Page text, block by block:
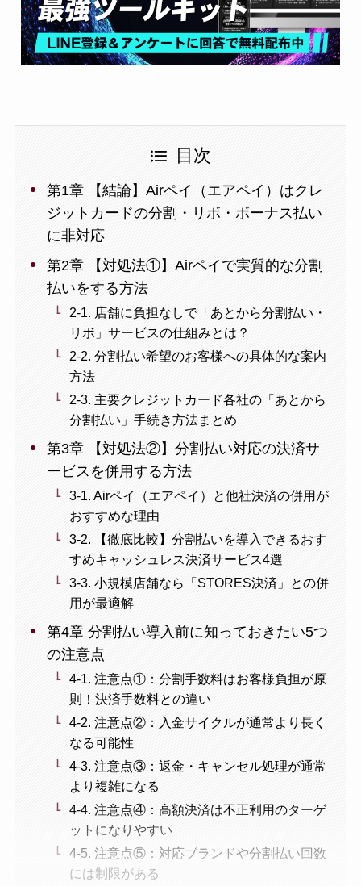
目次
第1章 【結論】Airペイ（エアペイ）はクレ
ジットカードの分割・リボ・ボーナス払い
に非対応
第2章 【対処法①】Airペイで実質的な分割
払いをする方法
2-1. 店舗に負担なしで「あとから分割払い・
リボ」サービスの仕組みとは？
2-2. 分割払い希望のお客様への具体的な案内
方法
2-3. 主要クレジットカード各社の「あとから
分割払い」手続き方法まとめ
第3章 【対処法②】分割払い対応の決済サ
ービスを併用する方法
3-1. Airペイ（エアペイ）と他社決済の併用が
おすすめな理由
3-2. 【徹底比較】分割払いを導入できるおす
すめキャッシュレス決済サービス4選
3-3. 小規模店舗なら「STORES決済」との併
用が最適解
第4章 分割払い導入前に知っておきたい5つ
の注意点
4-1. 注意点①：分割手数料はお客様負担が原
則！決済手数料との違い
4-2. 注意点②：入金サイクルが通常より長く
なる可能性
4-3. 注意点③：返金・キャンセル処理が通常
より複雑になる
4-4. 注意点④：高額決済は不正利用のターゲ
ットになりやすい
4-5. 注意点⑤：対応ブランドや分割払い回数
には制限がある